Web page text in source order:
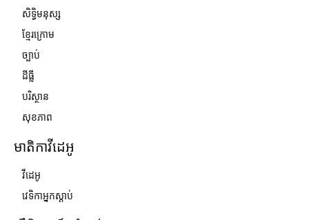
សិទ្ធិមនុស្ស
ខ្មែរក្រោម
ច្បាប់
ដីធ្លី
បរិស្ថាន
សុខភាព
មាតិកាវីដេអូ
វីដេអូ
វេទិកាអ្នកស្ដាប់